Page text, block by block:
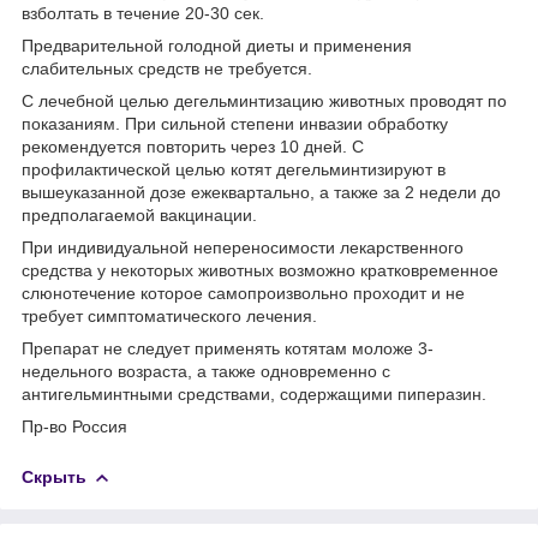
взболтать в течение 20-30 сек.
Предварительной голодной диеты и применения
слабительных средств не требуется.
С лечебной целью дегельминтизацию животных проводят по
показаниям. При сильной степени инвазии обработку
рекомендуется повторить через 10 дней. С
профилактической целью котят дегельминтизируют в
вышеуказанной дозе ежеквартально, а также за 2 недели до
предполагаемой вакцинации.
При индивидуальной непереносимости лекарственного
средства у некоторых животных возможно кратковременное
слюнотечение которое самопроизвольно проходит и не
требует симптоматического лечения.
Препарат не следует применять котятам моложе 3-
недельного возраста, а также одновременно с
антигельминтными средствами, содержащими пиперазин.
Пр-во Россия
Скрыть